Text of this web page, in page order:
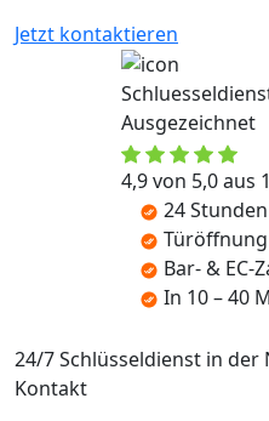
Jetzt kontaktieren
Ausgezeichnet
4,9 von 5,0 aus
24
Bar- & EC-
In 10 – 40
24/7 Schlüsseldienst in der
Kontakt